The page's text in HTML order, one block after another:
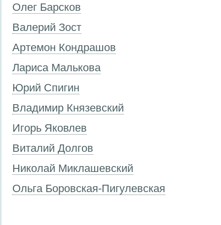
Олег Барсков
Валерий Зост
Артемон Кондрашов
Лариса Малькова
Юрий Спигин
Владимир Князевский
Игорь Яковлев
Виталий Долгов
Николай Миклашевский
Ольга Боровская-Пигулевская